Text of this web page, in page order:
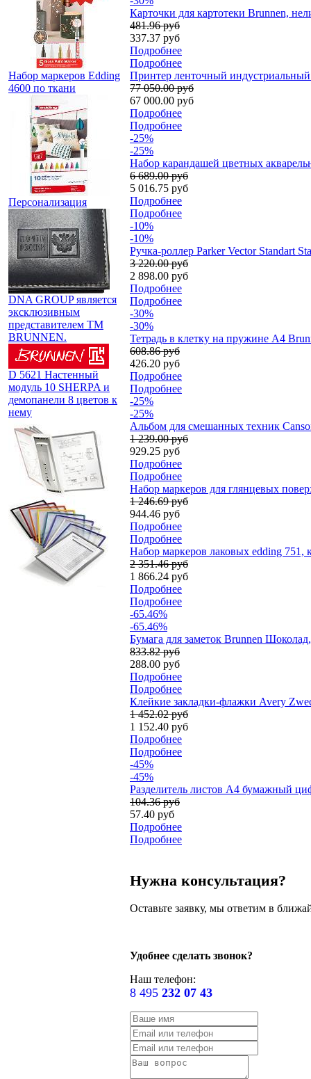
Набор маркеров Edding
4600 по ткани
Персонализация
DNA GROUP является
эксклюзивным
представителем TM
BRUNNEN.
D 5621 Настенный
модуль 10 SHERPA и
демопанели 8 цветов к
нему
Карточки для картотеки Brunnen,
481.96 руб
337.37 руб
Подробнее
Подробнее
Принтер ленточный
77 050.00 руб
67 000.00 руб
Подробнее
Подробнее
-25%
-25%
Набор карандашей цветных
6 689.00 руб
5 016.75 руб
Подробнее
Подробнее
-10%
-10%
Ручка-роллер Parker Vector Standart
3 220.00 руб
2 898.00 руб
Подробнее
Подробнее
-30%
-30%
Тетрадь в клетку на пружине А4
608.86 руб
426.20 руб
Подробнее
Подробнее
-25%
-25%
Альбом для смешанных техник
1 239.00 руб
929.25 руб
Подробнее
Подробнее
Набор мaркеров для глянцевых
1 246.69 руб
944.46 руб
Подробнее
Подробнее
Набор маркеров лаковых edding 751,
2 351.46 руб
1 866.24 руб
Подробнее
Подробнее
-65.46%
-65.46%
Бумага для заметок Brunnen
833.82 руб
288.00 руб
Подробнее
Подробнее
Клейкие закладки-флажки Avery
1 452.02 руб
1 152.40 руб
Подробнее
Подробнее
-45%
-45%
Разделитель листов А4 бумажный
104.36 руб
57.40 руб
Подробнее
Подробнее
Нужна консультация?
Оставьте заявку, мы ответим в
Удобнее сделать звонок?
Наш телефон:
8 495 232 07 43